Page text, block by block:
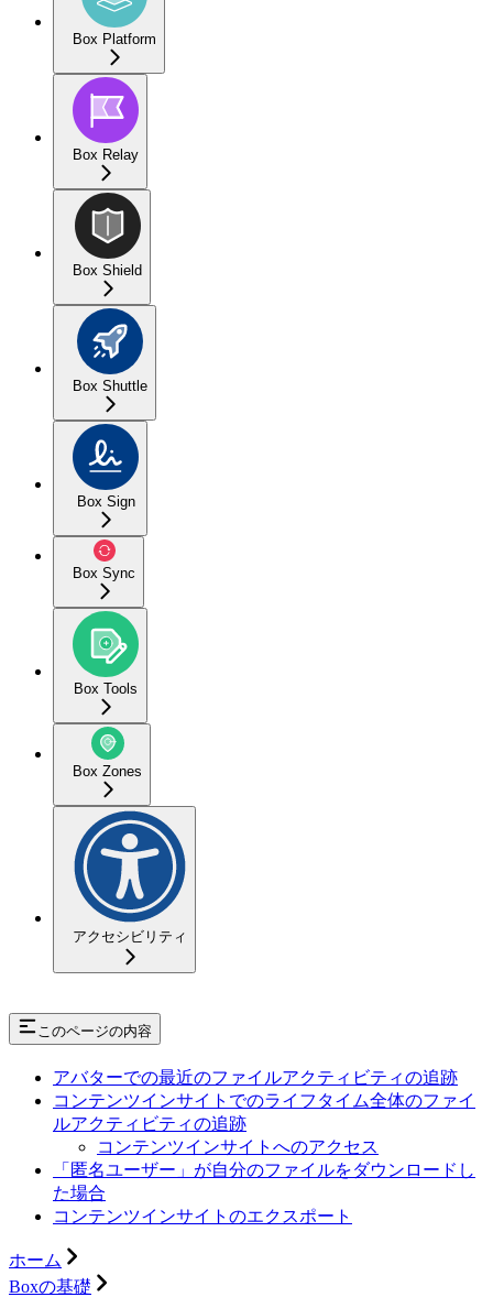
Box Platform
Box Relay
Box Shield
Box Shuttle
Box Sign
Box Sync
Box Tools
Box Zones
アクセシビリティ
このページの内容
アバターでの最近のファイルアクティビティの追跡
コンテンツインサイトでのライフタイム全体のファイ
ルアクティビティの追跡
コンテンツインサイトへのアクセス
「匿名ユーザー」が自分のファイルをダウンロードし
た場合
コンテンツインサイトのエクスポート
ホーム
Boxの基礎